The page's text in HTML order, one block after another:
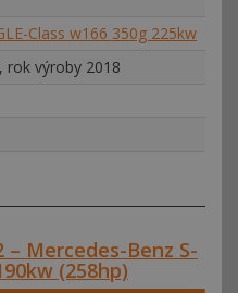
Class w166 350g 225kw
rok výroby 2018
– Mercedes-Benz S-
(258hp)